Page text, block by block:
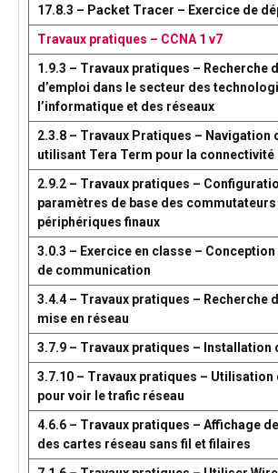
17.8.3 – Packet Tracer – Exercice de
Travaux pratiques – CCNA 1 v7
1.9.3 – Travaux pratiques – Recherche
d’emploi dans le secteur des
l’informatique et des réseaux
2.3.8 – Travaux Pratiques – Navigation
utilisant Tera Term pour la
2.9.2 – Travaux pratiques –
paramètres de base des commutateurs
périphériques finaux
3.0.3 – Exercice en classe – Conception
de communication
3.4.4 – Travaux pratiques – Recherche
mise en réseau
3.7.9 – Travaux pratiques – Installation
3.7.10 – Travaux pratiques – Utilisation
pour voir le trafic réseau
4.6.6 – Travaux pratiques – Affichage
des cartes réseau sans fil et filaires